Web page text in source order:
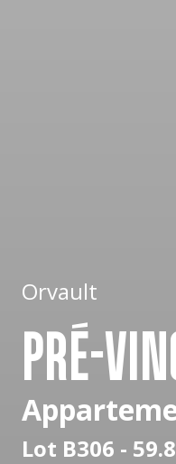
Orvault
PRÉ-
Lot B306 -